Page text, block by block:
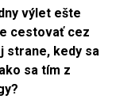
výlet ešte
cestovať cez
strane, kedy sa
sa tím z